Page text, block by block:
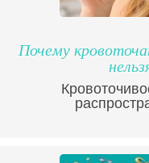
Почему